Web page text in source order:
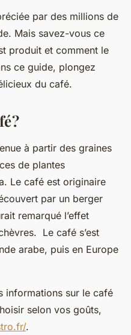
par des millions de
Mais savez-vous ce
produit et comment le
ce guide, plongez
du café.
?
à partir des graines
de plantes
Le café est originaire
par un berger
remarqué l’effet
Le café s’est
arabe, puis en Europe
informations sur le café
selon vos goûts,
.